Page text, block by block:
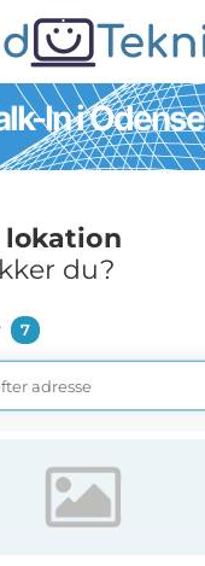
In i Odense
lokation
du?
7